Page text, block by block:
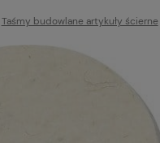
Taśmy budowlane artykuły ścierne